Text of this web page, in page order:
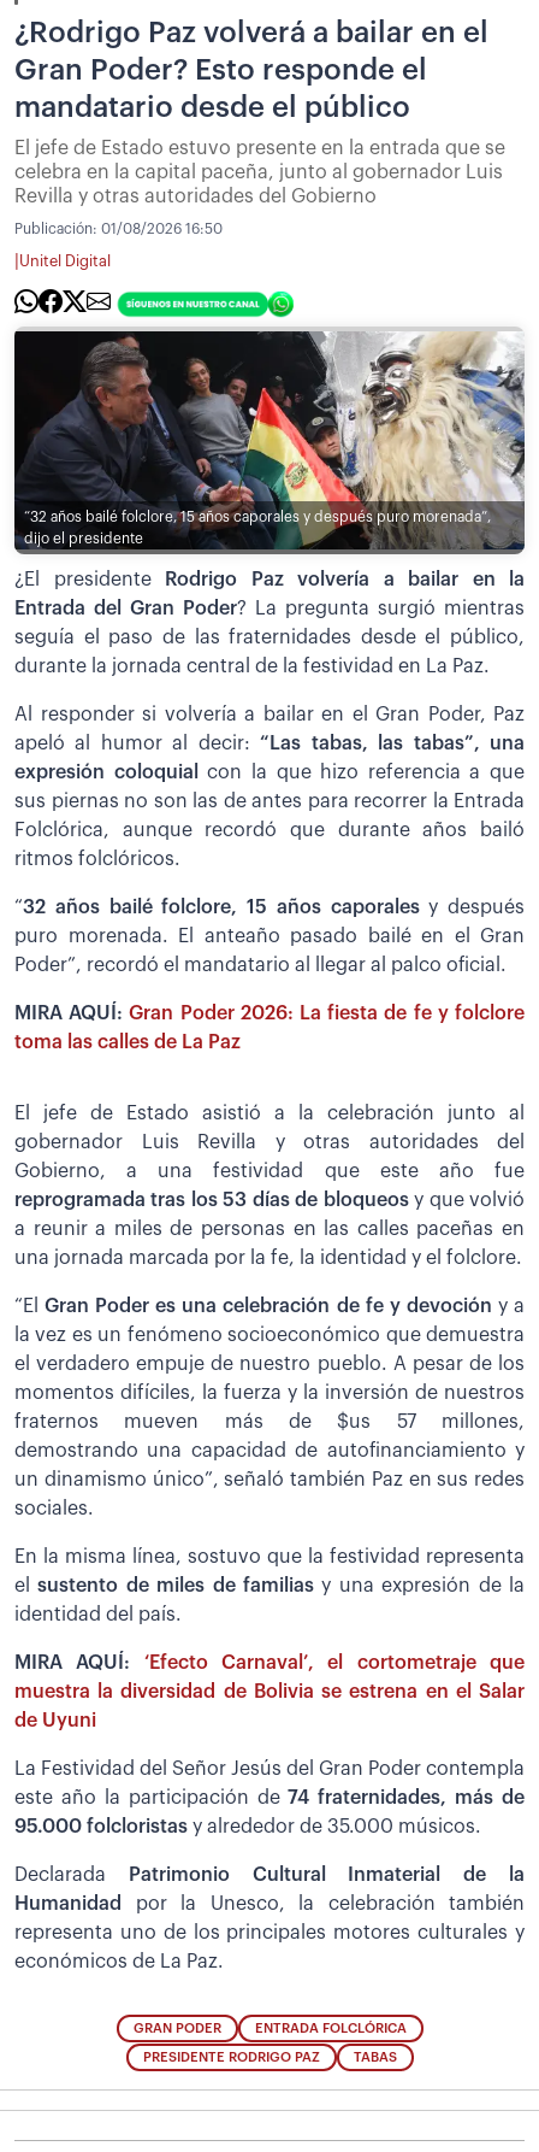
¿Rodrigo Paz volverá a bailar en el
Gran Poder? Esto responde el
mandatario desde el público
El jefe de Estado estuvo presente en la entrada que se
celebra en la capital paceña, junto al gobernador Luis
Revilla y otras autoridades del Gobierno
Publicación: 01/08/2026 16:50
Unitel Digital
“32 años bailé folclore, 15 años caporales y después puro morenada”,
dijo el presidente
¿El presidenteRodrigo Paz volvería a bailar en la
Entrada del Gran Poder? La pregunta surgió mientras
seguía el paso de las fraternidades desde el público,
durante la jornada central de la festividad en La Paz.
Al responder si volvería a bailar en el Gran Poder, Paz
apeló al humor al decir:“Las tabas, las tabas”, una
expresión coloquialcon la que hizo referencia a que
sus piernas no son las de antes para recorrer la Entrada
Folclórica, aunque recordó que durante años bailó
ritmos folclóricos.
“32 años bailé folclore, 15 años caporalesy después
puro morenada. El anteaño pasado bailé en el Gran
Poder”, recordó el mandatario al llegar al palco oficial.
MIRA AQUÍ:Gran Poder 2026: La fiesta de fe y folclore
toma las calles de La Paz
El jefe de Estado asistió a la celebración junto al
gobernador Luis Revilla y otras autoridades del
Gobierno, a una festividad que este año fue
reprogramada tras los 53 días de bloqueosy que volvió
a reunir a miles de personas en las calles paceñas en
una jornada marcada por la fe, la identidad y el folclore.
“ElGran Poder es una celebración de fe y devoción y a
la vez es un fenómeno socioeconómico que demuestra
el verdadero empuje de nuestro pueblo. A pesar de los
momentos difíciles, la fuerza y la inversión de nuestros
fraternos mueven más de $us 57 millones,
demostrando una capacidad de autofinanciamiento y
un dinamismo único”, señaló también Paz en sus redes
sociales.
En la misma línea, sostuvo que la festividad representa
elsustento de miles de familiasy una expresión de la
identidad del país.
MIRA AQUÍ: ‘Efecto Carnaval’, el cortometraje que
muestra la diversidad de Bolivia se estrena en el Salar
de Uyuni
La Festividad del Señor Jesús del Gran Poder contempla
este año la participación de74 fraternidades, más de
95.000 folcloristas y alrededor de 35.000 músicos.
Declarada Patrimonio Cultural Inmaterial de la
Humanidad
por la Unesco, la celebración también
representa uno de los principales motores culturales y
económicos de La Paz.
GRAN PODER ENTRADA FOLCLÓRICA
PRESIDENTE RODRIGO PAZ TABAS